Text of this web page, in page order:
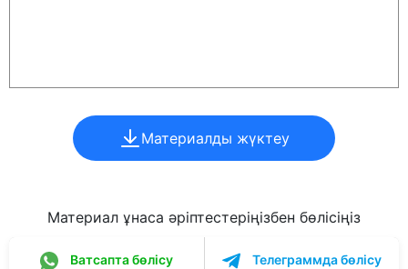
Материалды жүктеу
Материал ұнаса әріптестеріңізбен бөлісіңіз
Ватсапта бөлісу Телеграммда бөлісу